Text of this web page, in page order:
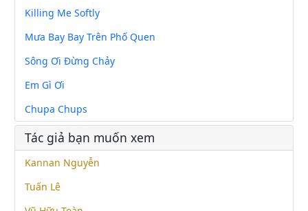
Killing Me Softly
Mưa Bay Bay Trên Phố Quen
Sông Ơi Đừng Chảy
Em Gì Ơi
Chupa Chups
Tác giả bạn muốn xem
Kannan Nguyễn
Tuấn Lê